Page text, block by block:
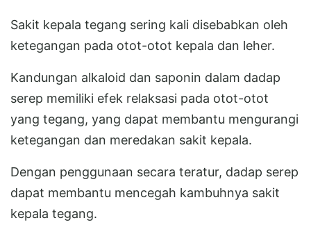
Sakit kepala tegang sering kali disebabkan oleh
ketegangan pada otot-otot kepala dan leher.
Kandungan alkaloid dan saponin dalam dadap
serep memiliki efek relaksasi pada otot-otot
yang tegang, yang dapat membantu mengurangi
ketegangan dan meredakan sakit kepala.
Dengan penggunaan secara teratur, dadap serep
dapat membantu mencegah kambuhnya sakit
kepala tegang.